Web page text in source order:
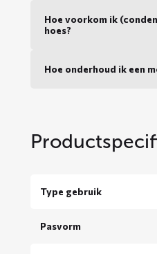
Hoe voorkom ik
hoes?
Hoe onderhoud ik een
Type gebruik
Pasvorm